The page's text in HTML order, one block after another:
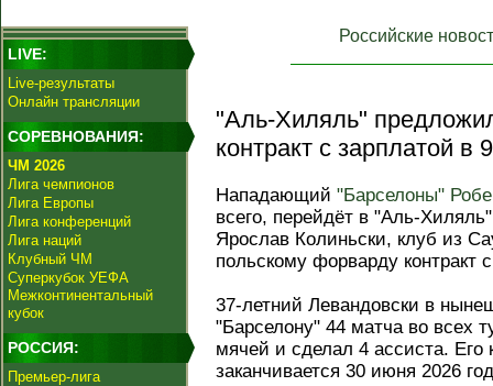
LIVE:
Live-результаты
Онлайн трансляции
СОРЕВНОВАНИЯ:
ЧМ 2026
Лига чемпионов
Лига Европы
Лига конференций
Лига наций
Клубный ЧМ
Суперкубок УЕФА
Межконтинентальный
кубок
РОССИЯ:
Премьер-лига
Российские
"Аль-Хиляль"
контракт с зарплатой в
Нападающий "Барселоны"
всего, перейдёт в "Аль-
Ярослав Колиньски, клуб из
польскому форварду контракт
37-летний Левандовски в
"Барселону" 44 матча во всех
мячей и сделал 4 ассиста. Его
заканчивается 30 июня 2026